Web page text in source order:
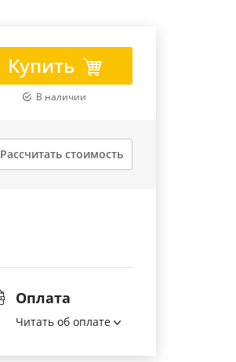
Купить
В наличии
Рассчитать стоимость
Оплата
Читать об оплате